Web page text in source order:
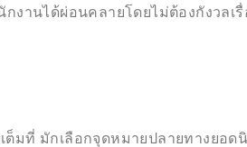
งานได้ผ่อนคลายโดยไม่ต้องกังวลเ
ต็มที่ มักเลือกจุดหมายปลายทางยอ